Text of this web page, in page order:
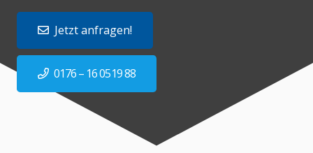
Jetzt anfragen!
0176 – 16 0519 88